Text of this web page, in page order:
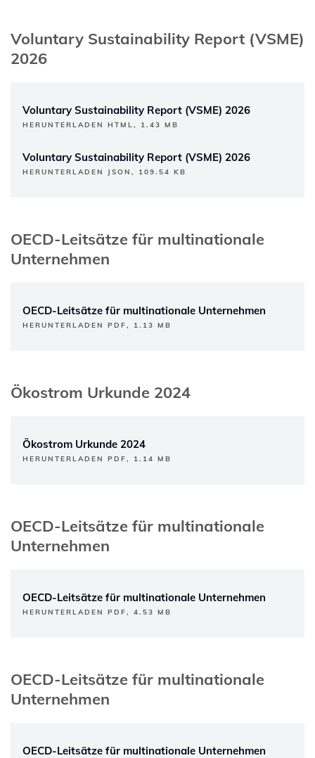
Voluntary Sustainability Report (VSME)
2026
Voluntary Sustainability Report (VSME) 2026
HERUNTERLADEN HTML, 1.43 MB
Voluntary Sustainability Report (VSME) 2026
HERUNTERLADEN JSON, 109.54 KB
OECD-Leitsätze für multinationale
Unternehmen
OECD-Leitsätze für multinationale Unternehmen
HERUNTERLADEN PDF, 1.13 MB
Ökostrom Urkunde 2024
Ökostrom Urkunde 2024
HERUNTERLADEN PDF, 1.14 MB
OECD-Leitsätze für multinationale
Unternehmen
OECD-Leitsätze für multinationale Unternehmen
HERUNTERLADEN PDF, 4.53 MB
OECD-Leitsätze für multinationale
Unternehmen
OECD-Leitsätze für multinationale Unternehmen